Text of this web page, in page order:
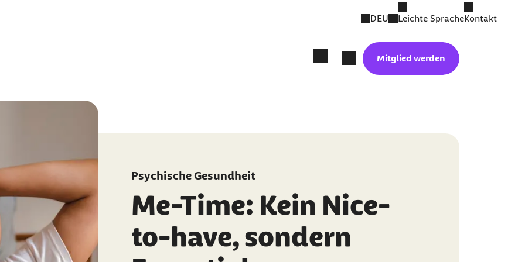
DEU Leichte SpracheKontakt
Mitglied werden
Psychische Gesundheit
Me-Time: Kein Nice-
to-have, sondern